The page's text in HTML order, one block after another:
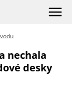
nechala
desky